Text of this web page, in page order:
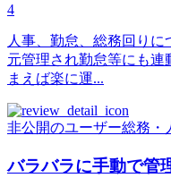
4
人事、勤怠、総務回り
元管理され勤怠等にも連
まえば楽に運...
非公開のユーザー総務・
バラバラに手動で管